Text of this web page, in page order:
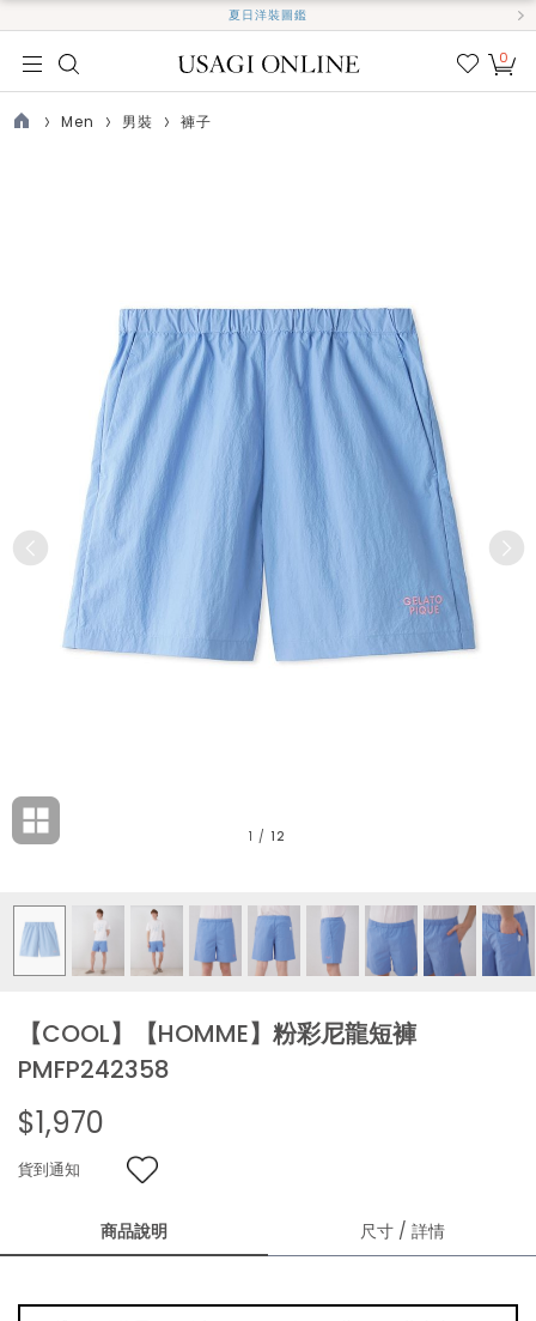
夏日洋裝圖鑑
我的
0
Men 男裝 褲子
1 / 12
【COOL】【HOMME】粉彩尼龍短褲
PMFP242358
$1,970
貨到通知
商品說明 尺寸 / 詳情